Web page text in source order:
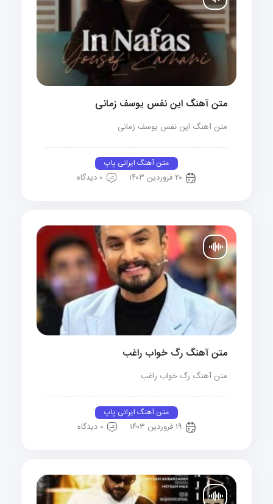
متن آهنگ این نفس یوسف زمانی
متن آهنگ این نفس یوسف زمانی
متن آهنگ ایرانی پاپ
۲۰ فروردین ۱۴۰۳ 0 دیدگاه
متن آهنگ رگ خواب راغب
متن آهنگ رگ خواب راغب
متن آهنگ ایرانی پاپ
۱۹ فروردین ۱۴۰۳ 0 دیدگاه